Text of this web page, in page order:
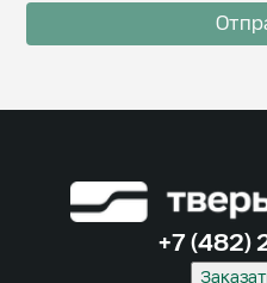
+7 (482)